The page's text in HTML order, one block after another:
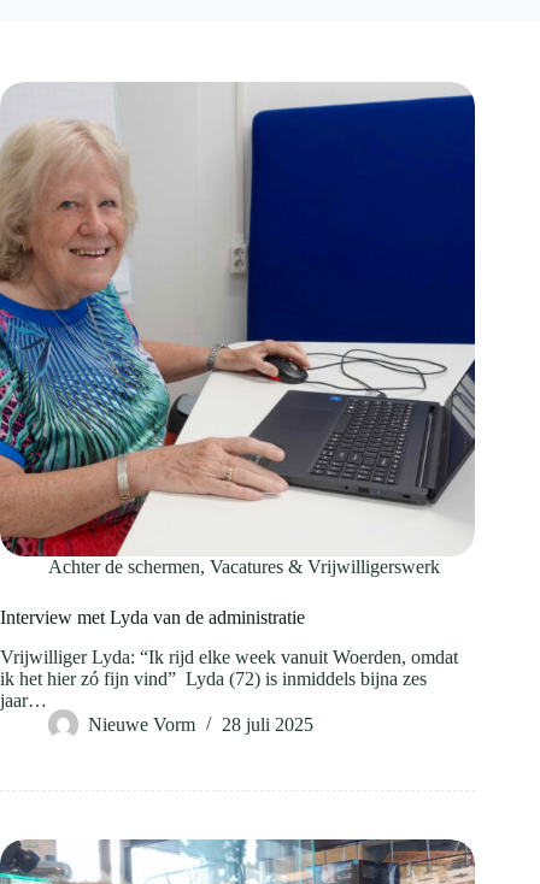
Achter de schermen, Vacatures & Vrijwilligerswerk
Interview met Lyda van de administratie
Vrijwilliger Lyda: “Ik rijd elke week vanuit Woerden, omdat
ik het hier zó fijn vind” Lyda (72) is inmiddels bijna zes
jaar…
Nieuwe Vorm
28 juli 2025